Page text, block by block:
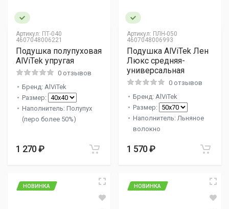
Артикул: ПТ-040
4607048006221
Подушка полупуховая
AlViTek упругая
0 отзывов
Бренд: AlViTek
Размер:
Наполнитель: Полупух
(перо более 50%)
1 270 ₽
Артикул: ПЛН-050
4607048006993
Подушка AlViTek Лен
Люкс средняя-
универсальная
0 отзывов
Бренд: AlViTek
Размер:
Наполнитель: Льняное
волокно
1 570 ₽
НОВИНКА НОВИНКА